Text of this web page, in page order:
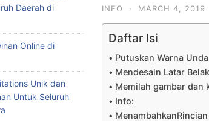
INFO · MARCH 4, 2019
Daftar Isi
Putuskan Warna
Mendesain Latar
Memilah gambar dan
Info:
Daerah di
Online di
Unik dan
Untuk Seluruh